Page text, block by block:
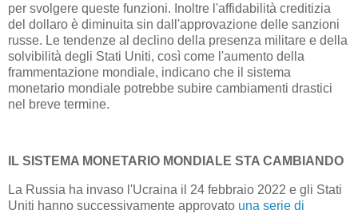
per svolgere queste funzioni. Inoltre l'affidabilità creditizia
del dollaro è diminuita sin dall'approvazione delle sanzioni
russe. Le tendenze al declino della presenza militare e della
solvibilità degli Stati Uniti, così come l'aumento della
frammentazione mondiale, indicano che il sistema
monetario mondiale potrebbe subire cambiamenti drastici
nel breve termine.
IL SISTEMA MONETARIO MONDIALE STA CAMBIANDO
La Russia ha invaso l'Ucraina il 24 febbraio 2022 e gli Stati
Uniti hanno successivamente approvato una serie di